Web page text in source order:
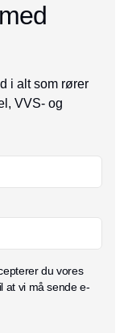
i alt som rører
VVS- og
du vores
at vi må sende e-